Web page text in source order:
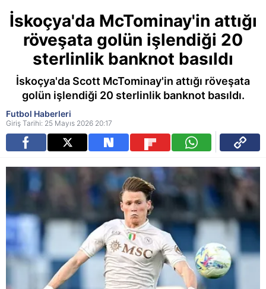
İskoçya'da McTominay'in attığı
röveşata golün işlendiği 20
sterlinlik banknot basıldı
İskoçya'da Scott McTominay'in attığı röveşata
golün işlendiği 20 sterlinlik banknot basıldı.
Futbol Haberleri
Giriş Tarihi: 25 Mayıs 2026 20:17